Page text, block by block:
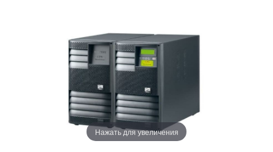
Нажать для увеличения